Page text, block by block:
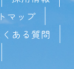
マップ
くある質問